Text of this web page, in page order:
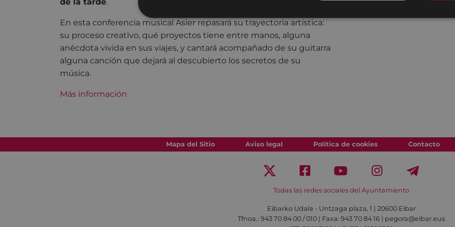
En esta conferencia musical Asier repasará su trayectoria artística:
su proceso creativo, qué proyectos tiene entre manos, alguna
anécdota vivida en sus viajes, y cantará acompañado de su guitarra
alguna canción que dejará al descubierto los secretos de su
música.
Más información
Mapa del Sitio Aviso legal Política de cookies Contacto
Todas las redes sociales del Ayuntamiento
Eibarko Udala - Untzaga plaza, 1 | 20600 Eibar
Tfnoa.: 943 70 84 00 / 010 | Faxa: 943 70 84 16 | pegora@eibar.eus